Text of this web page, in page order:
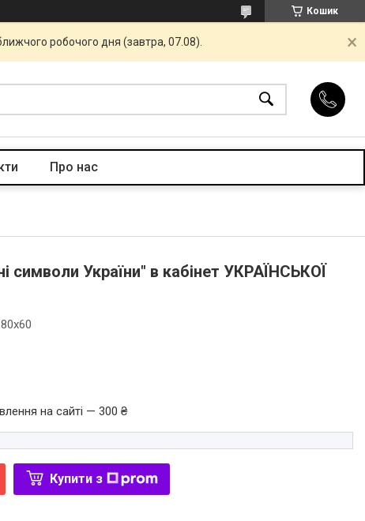
Кошик
робочого дня (завтра, 07.08).
Про нас
символи України" в кабінет УКРАЇНСЬКОЇ
на сайті — 300 ₴
Купити з